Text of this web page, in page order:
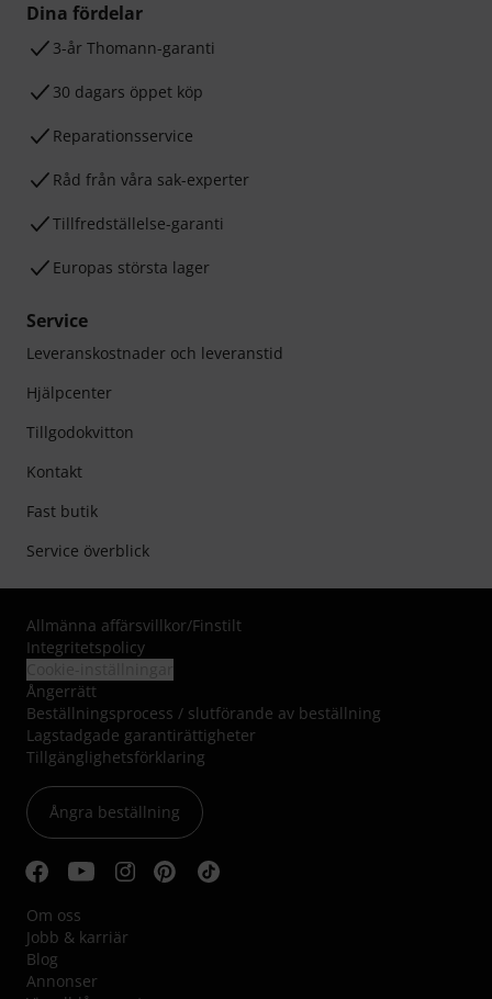
Dina fördelar
3-år Thomann-garanti
30 dagars öppet köp
Reparationsservice
Råd från våra sak-experter
Tillfredställelse-garanti
Europas största lager
Service
Leveranskostnader och leveranstid
Hjälpcenter
Tillgodokvitton
Kontakt
Fast butik
Service överblick
Allmänna affärsvillkor/Finstilt
Integritetspolicy
Ångerrätt
Beställningsprocess / slutförande av beställning
Lagstadgade garantirättigheter
Tillgänglighetsförklaring
Ångra beställning
Om oss
Jobb & karriär
Blog
Annonser